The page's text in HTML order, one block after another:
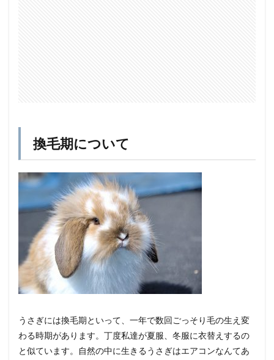
換毛期について
うさぎには換毛期といって、一年で数回ごっそり毛の生え変
わる時期があります。丁度私達が夏服、冬服に衣替えするの
と似ています。自然の中に生きるうさぎはエアコンなんてあ